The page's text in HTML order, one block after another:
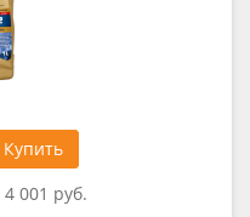
Купить
4 001 руб.